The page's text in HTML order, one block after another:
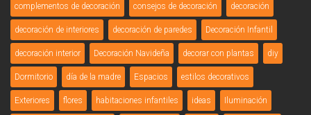
complementos de decoración consejos de decoración decoración
decoración de interiores decoración de paredes Decoración Infantil
decoración interior Decoración Navideña decorar con plantas diy
Dormitorio día de la madre Espacios estilos decorativos
Exteriores flores habitaciones infantiles ideas Iluminación